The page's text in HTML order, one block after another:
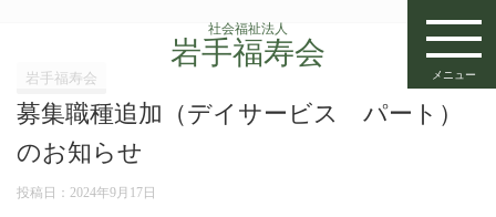
社会福祉法人
岩手福寿会
メニュー
岩手福寿会
募集職種追加（デイサービス パート）
のお知らせ
投稿日： 2024年9月17日